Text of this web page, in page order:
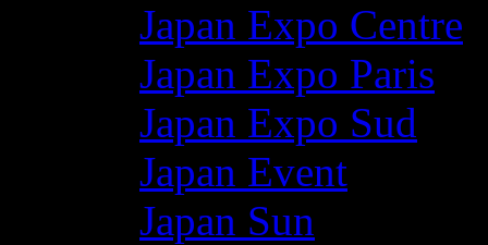
Japan Expo Centre
Japan Expo Paris
Japan Expo Sud
Japan Event
Japan Sun